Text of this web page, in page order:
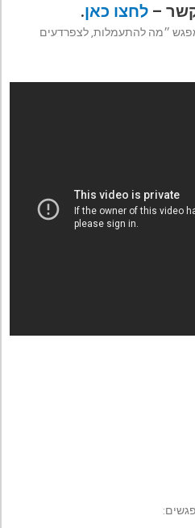
קשר –לחצו כאן.
״מה להתעמלות, לצפרדעים